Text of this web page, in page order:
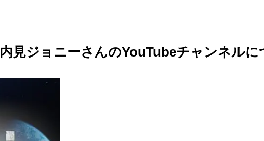
内見ジョニーさんのYouTubeチャンネルに